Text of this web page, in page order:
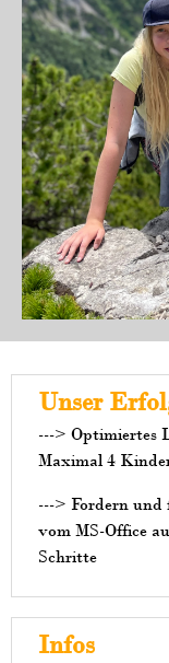
Unser
---> Optimiertes
Maximal 4
---> Fordern und
vom MS-Office
Schritte
Infos